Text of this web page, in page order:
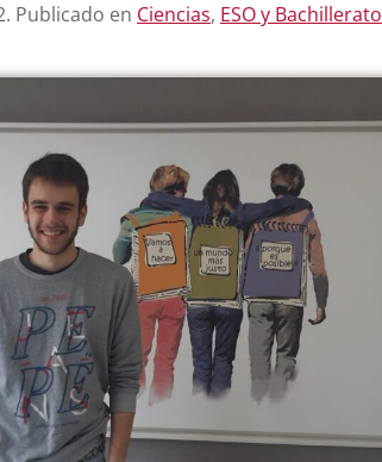
. Publicado en Ciencias, ESO y Bachillerato